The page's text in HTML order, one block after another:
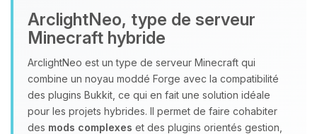
ArclightNeo, type de serveur
Minecraft hybride
ArclightNeo est un type de serveur Minecraft qui
combine un noyau moddé Forge avec la compatibilité
des plugins Bukkit, ce qui en fait une solution idéale
pour les projets hybrides. Il permet de faire cohabiter
des mods complexes et des plugins orientés gestion,
Youpi, enfin quelqu’un pour me
parler ! Moi c’est Choupy, ton petit
assistant BoxToPlay. Dis-moi ce dont
tu as besoin et je vais remuer mes
petits circuits pour t’aider.
06/08/2026 à 20:21